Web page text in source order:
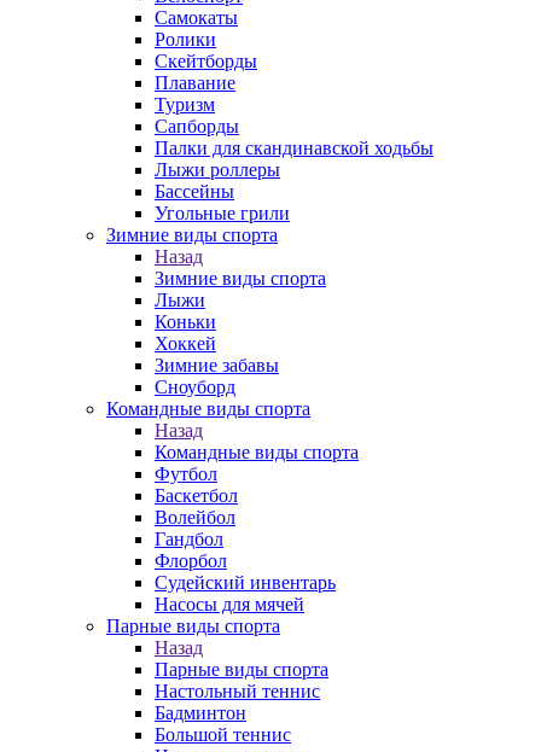
Самокаты
Ролики
Скейтборды
Плавание
Туризм
Сапборды
Палки для скандинавской ходьбы
Лыжи роллеры
Бассейны
Угольные грили
Зимние виды спорта
Назад
Зимние виды спорта
Лыжи
Коньки
Хоккей
Зимние забавы
Сноуборд
Командные виды спорта
Назад
Командные виды спорта
Футбол
Баскетбол
Волейбол
Гандбол
Флорбол
Судейский инвентарь
Насосы для мячей
Парные виды спорта
Назад
Парные виды спорта
Настольный теннис
Бадминтон
Большой теннис